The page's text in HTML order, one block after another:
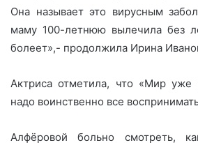
Она называет это вирусным
маму 100-летнюю вылечила без
болеет»,- продолжила Ирина
Актриса отметила, что «Мир уже
надо воинственно все
Алфёровой больно смотреть,